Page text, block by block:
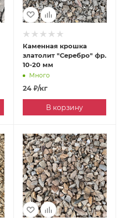
Каменная крошка
златолит "Серебро" фр.
10-20 мм
Много
24₽/кг
В корзину